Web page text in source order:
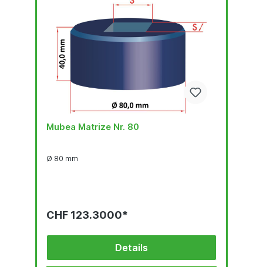
Mubea Matrize Nr. 80
Ø 80 mm
CHF 123.3000*
Details